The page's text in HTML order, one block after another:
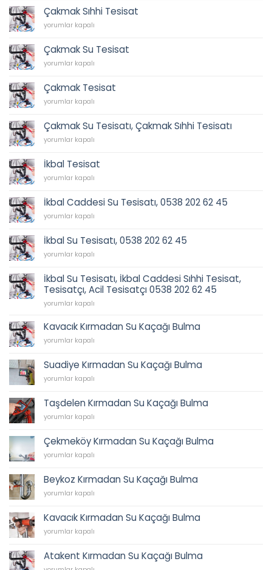
62
45.
için
Sıhhi
Tesisat
için
Çakmak Sıhhi Tesisat
Çakmak
Tesisat
için
yorumlar kapalı
Çakmak Su Tesisat
Çakmak
Tesisat
için
yorumlar kapalı
Çakmak Tesisat
Çakmak
yorumlar kapalı
Çakmak Su Tesisatı, Çakmak Sıhhi Tesisatı
Çakmak
Tesisatı,
Çakmak
Sıhhi
için
yorumlar kapalı
İkbal Tesisat
İkbal
için
yorumlar kapalı
İkbal Caddesi Su Tesisatı, 0538 202 62 45
İkbal
Su
Tesisatı,
0538
62
45
için
yorumlar kapalı
İkbal Su Tesisatı, 0538 202 62 45
İkbal
Tesisatı,
0538
202
62
için
yorumlar kapalı
İkbal Su Tesisatı, İkbal Caddesi Sıhhi Tesisat,
Tesisatçı, Acil Tesisatçı 0538 202 62 45
İkbal
Tesisatı,
İkbal
Caddesi
Tesisat,
Tesisatçı,
Acil
0538
202
62
için
yorumlar kapalı
Kavacık Kırmadan Su Kaçağı Bulma
Kavacık
Kaçağı
Bulma
yorumlar kapalı
Suadiye Kırmadan Su Kaçağı Bulma
Suadiye
Kaçağı
Bulma
yorumlar kapalı
Taşdelen Kırmadan Su Kaçağı Bulma
Taşdelen
Kaçağı
Bulma
yorumlar kapalı
Çekmeköy Kırmadan Su Kaçağı Bulma
Çekmeköy
Kaçağı
Bulma
yorumlar kapalı
Beykoz Kırmadan Su Kaçağı Bulma
Beykoz
Kaçağı
Bulma
yorumlar kapalı
Kavacık Kırmadan Su Kaçağı Bulma
Kavacık
Kaçağı
yorumlar kapalı
Atakent Kırmadan Su Kaçağı Bulma